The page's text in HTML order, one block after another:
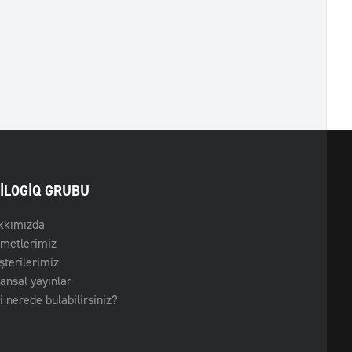
GRUBU
yayınlar
nerede bulabilirsiniz?